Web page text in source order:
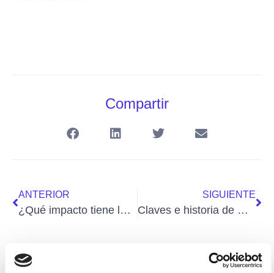
Compartir
ANTERIOR
¿Qué impacto tiene la Ley de Mercados Digitales (DMA) sobre el uso empresarial de WhatsApp?
SIGUIENTE
Claves e historia de Wechat, la app que es mucho más que una red social y ha cambiado China